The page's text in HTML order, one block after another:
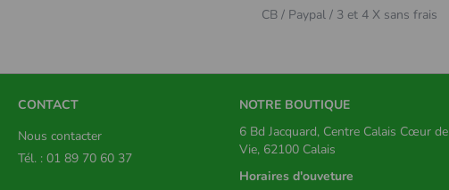
CB / Paypal / 3 et 4 X sans frais
CONTACT
Nous contacter
Tél. : 01 89 70 60 37
NOTRE BOUTIQUE
6 Bd Jacquard, Centre Calais Cœur de
Vie, 62100 Calais
Horaires d'ouveture